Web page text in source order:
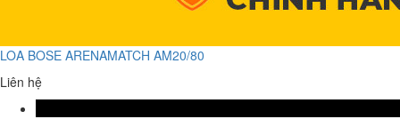
LOA BOSE ARENAMATCH AM20/80
Liên hệ